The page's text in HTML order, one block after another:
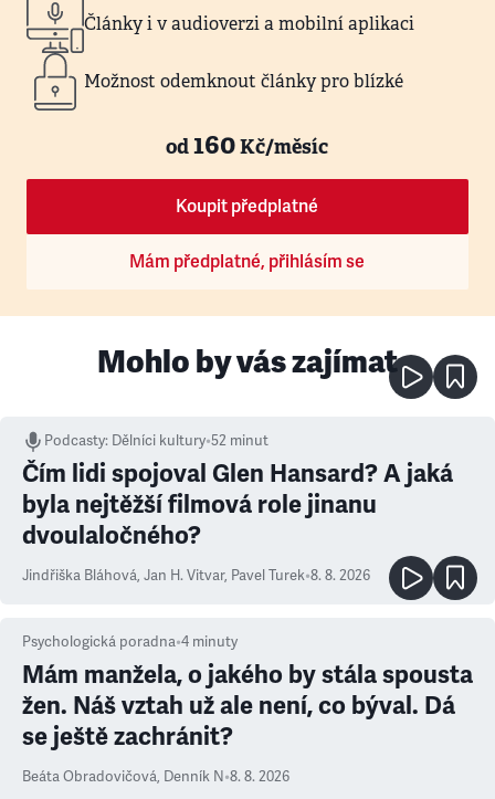
Články i v audioverzi a mobilní aplikaci
Možnost odemknout články pro blízké
od160Kč/měsíc
Koupit předplatné
Mám předplatné, přihlásím se
Mohlo by vás zajímat
Podcasty: Dělníci kultury•52 minut
Čím lidi spojoval Glen Hansard? A jaká
byla nejtěžší filmová role jinanu
dvoulaločného?
Jindřiška Bláhová, Jan H. Vitvar, Pavel Turek•8. 8. 2026
Psychologická poradna•4 minuty
Mám manžela, o jakého by stála spousta
žen. Náš vztah už ale není, co býval. Dá
se ještě zachránit?
Beáta Obradovičová, Denník N•8. 8. 2026